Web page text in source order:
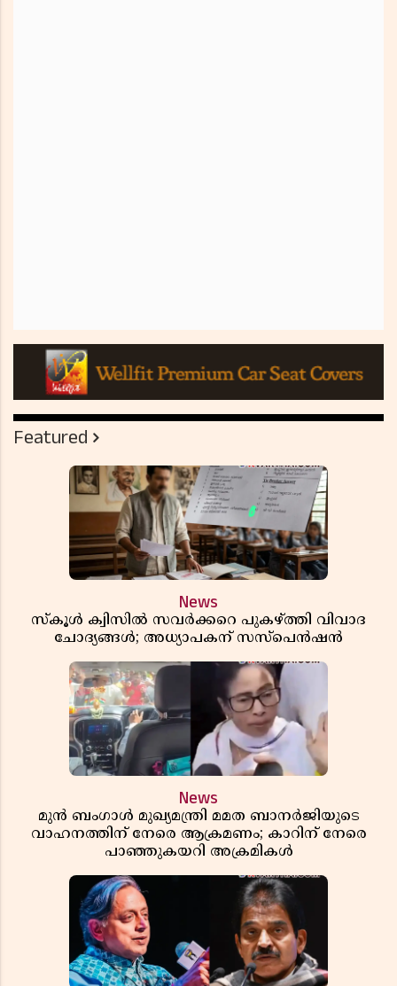
Featured
News
സ്കൂൾ ക്വിസിൽ സവർക്കറെ പുകഴ്ത്തി വിവാദ
ചോദ്യങ്ങൾ; അധ്യാപകന് സസ്പെൻഷൻ
News
മുൻ ബംഗാൾ മുഖ്യമന്ത്രി മമത ബാനർജിയുടെ
വാഹനത്തിന് നേരെ ആക്രമണം; കാറിന് നേരെ
പാഞ്ഞുകയറി അക്രമികൾ